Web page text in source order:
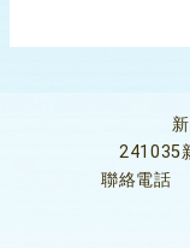
241035
聯絡電話